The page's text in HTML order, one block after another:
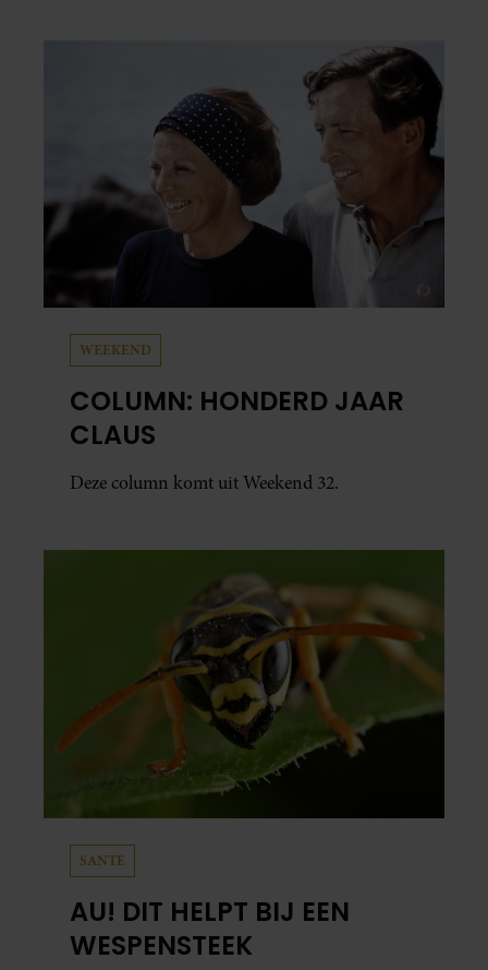
WEEKEND
COLUMN: HONDERD JAAR
CLAUS
Deze column komt uit Weekend 32.
SANTE
AU! DIT HELPT BIJ EEN
WESPENSTEEK